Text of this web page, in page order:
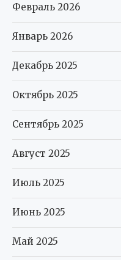
Февраль 2026
Январь 2026
Декабрь 2025
Октябрь 2025
Сентябрь 2025
Август 2025
Июль 2025
Июнь 2025
Май 2025